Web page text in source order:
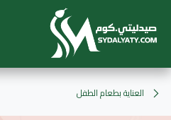
العناية بطعام الطفل